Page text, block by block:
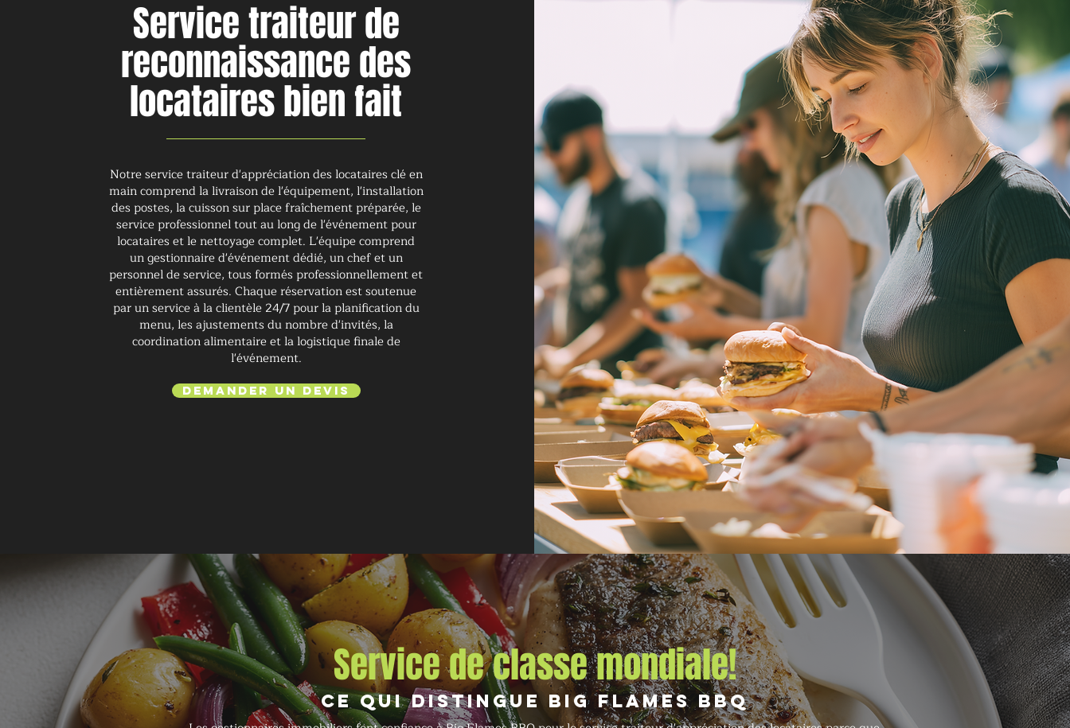
Service traiteur de
reconnaissance des
locataires bien fait
Notre service traiteur d'appréciation des locataires clé en
main comprend la livraison de l'équipement, l'installation
des postes, la cuisson sur place fraîchement préparée, le
service professionnel tout au long de l'événement pour
locataires et le nettoyage complet. L'équipe comprend
un gestionnaire d'événement dédié, un chef et un
personnel de service, tous formés professionnellement et
entièrement assurés. Chaque réservation est soutenue
par un service à la clientèle 24/7 pour la planification du
menu, les ajustements du nombre d'invités, la
coordination alimentaire et la logistique finale de
l'événement.
Demander un devis
Service de classe mondiale!
Ce qui distingue Big Flames BBQ